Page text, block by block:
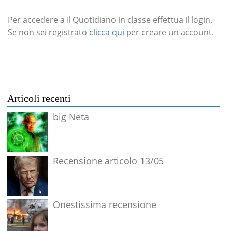
Per accedere a Il Quotidiano in classe effettua il login.
Se non sei registrato clicca qui per creare un account.
Articoli recenti
big Neta
Recensione articolo 13/05
Onestissima recensione